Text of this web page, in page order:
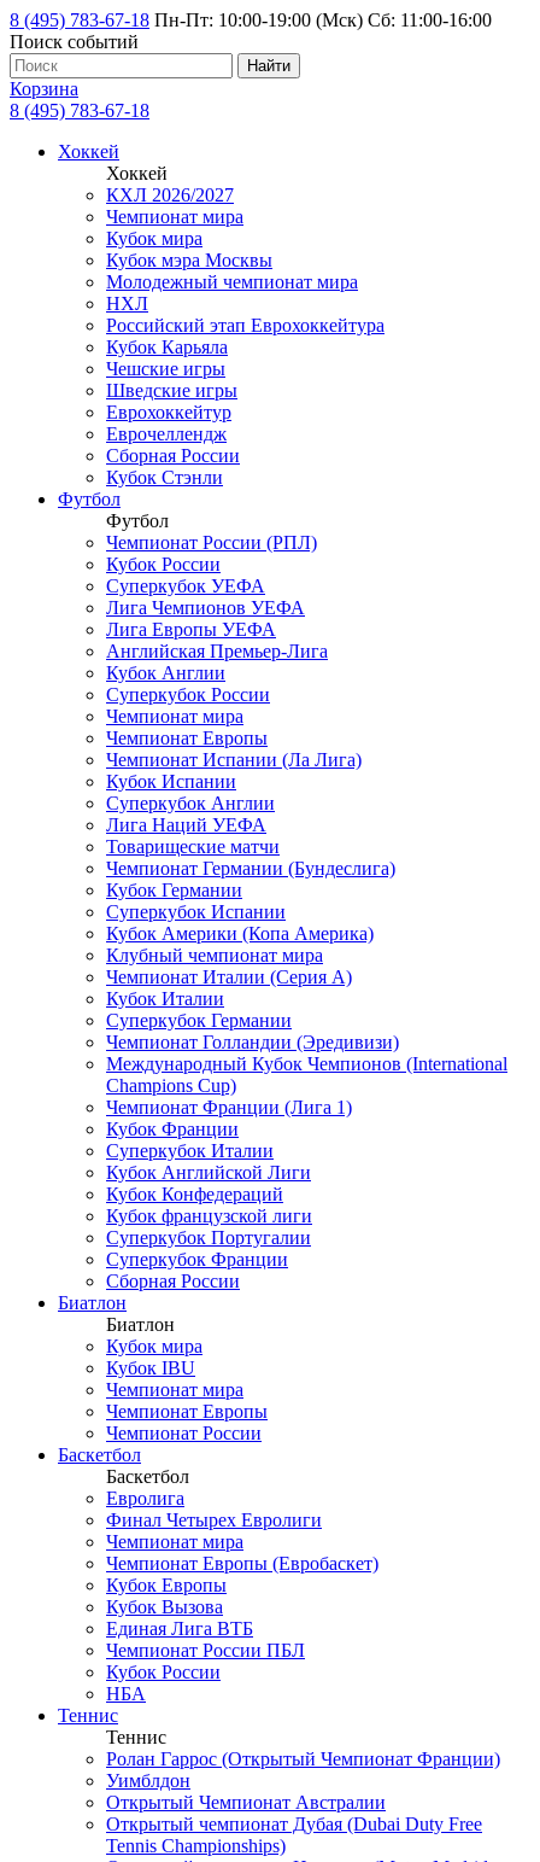
8 (495) 783-67-18 Пн-Пт: 10:00-19:00 (Мск) Сб: 11:00-16:00
Поиск событий
Найти
Корзина
8 (495) 783-67-18
Хоккей
Хоккей
КХЛ 2026/2027
Чемпионат мира
Кубок мира
Кубок мэра Москвы
Молодежный чемпионат мира
НХЛ
Российский этап Еврохоккейтура
Кубок Карьяла
Чешские игры
Шведские игры
Еврохоккейтур
Еврочеллендж
Сборная России
Кубок Стэнли
Футбол
Футбол
Чемпионат России (РПЛ)
Кубок России
Суперкубок УЕФА
Лига Чемпионов УЕФА
Лига Европы УЕФА
Английская Премьер-Лига
Кубок Англии
Суперкубок России
Чемпионат мира
Чемпионат Европы
Чемпионат Испании (Ла Лига)
Кубок Испании
Суперкубок Англии
Лига Наций УЕФА
Товарищеские матчи
Чемпионат Германии (Бундеслига)
Кубок Германии
Суперкубок Испании
Кубок Америки (Копа Америка)
Клубный чемпионат мира
Чемпионат Италии (Серия А)
Кубок Италии
Суперкубок Германии
Чемпионат Голландии (Эредивизи)
Международный Кубок Чемпионов (International
Champions Cup)
Чемпионат Франции (Лига 1)
Кубок Франции
Суперкубок Италии
Кубок Английской Лиги
Кубок Конфедераций
Кубок французской лиги
Суперкубок Португалии
Суперкубок Франции
Сборная России
Биатлон
Биатлон
Кубок мира
Кубок IBU
Чемпионат мира
Чемпионат Европы
Чемпионат России
Баскетбол
Баскетбол
Евролига
Финал Четырех Евролиги
Чемпионат мира
Чемпионат Европы (Евробаскет)
Кубок Европы
Кубок Вызова
Единая Лига ВТБ
Чемпионат России ПБЛ
Кубок России
НБА
Теннис
Теннис
Ролан Гаррос (Открытый Чемпионат Франции)
Уимблдон
Открытый Чемпионат Австралии
Открытый чемпионат Дубая (Dubai Duty Free
Tennis Championships)